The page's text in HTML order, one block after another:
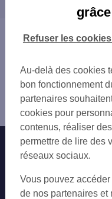
SNCF PARIS
PARIS 117 BD DU
PARIS RUE DE
PARIS PASTEUR
PARIS MAINE
PARIS DENFERT
PARIS ST PLACIDE
PARIS GERGOVIE
PARIS 64 RUE DE
PARIS 88 AV DE
MONTROUGE
GENTILLY
ARCUEIL
MALAKOFF
LE KREMLIN-BICÊTRE
ISSY-LES-
BAGNEUX
CACHAN
CHÂTILLON
FONTENAY-AUX-ROSES
Vous êtes ici : Accueil
Paris 14ème
Distributeur/
Nos
Au-delà des cookies
bon fonctionnement
partenaires
cookies pour
contenus, réaliser
permettre de lire des
réseaux sociaux.
Vous pouvez
de nos partenaires et
Refuser les